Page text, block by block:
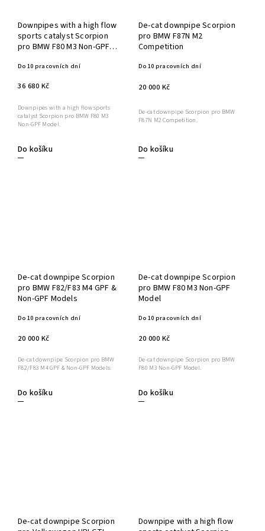
Downpipes with a high flow
sports catalyst Scorpion
pro BMW F80 M3 Non-GPF
Do 10 pracovních dní
36 680 Kč
Do košíku
Downpipes with a high flow sports
catalyst Scorpion pro BMW F80 M3
Non-GPF Model.
De-cat downpipe Scorpion
pro BMW F87N M2
Competition
Do 10 pracovních dní
20 000 Kč
Do košíku
De-cat downpipe Scorpion pro BMW
F87N M2 Competition.
De-cat downpipe Scorpion
pro BMW F82/F83 M4 GPF &
Non-GPF Models
Do 10 pracovních dní
20 000 Kč
Do košíku
De-cat downpipe Scorpion pro BMW
F82/F83 M4 GPF & Non-GPF Models.
De-cat downpipe Scorpion
pro BMW F80 M3 Non-GPF
Model
Do 10 pracovních dní
20 000 Kč
Do košíku
De-cat downpipe Scorpion pro BMW
F80 M3 Non-GPF Model.
De-cat downpipe Scorpion
Downpipe with a high flow